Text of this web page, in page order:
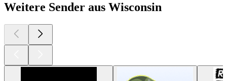
Weitere Sender aus Wisconsin